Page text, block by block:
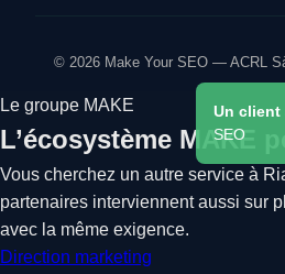
© 2026 Make Your SEO — ACRL
Le groupe MAKE
L’écosystème MAKE
Vous cherchez un autre service à
partenaires interviennent aussi sur
avec la même exigence.
Direction marketing
Un client
SEO